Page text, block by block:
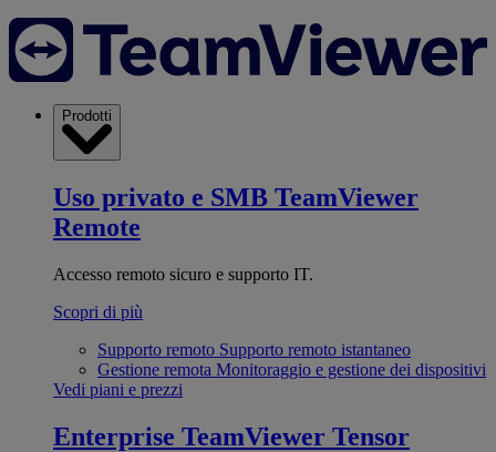
Prodotti
Uso privato e SMB TeamViewer
Remote
Accesso remoto sicuro e supporto IT.
Scopri di più
Supporto remoto Supporto remoto istantaneo
Gestione remota Monitoraggio e gestione dei dispositivi
Vedi piani e prezzi
Enterprise TeamViewer Tensor